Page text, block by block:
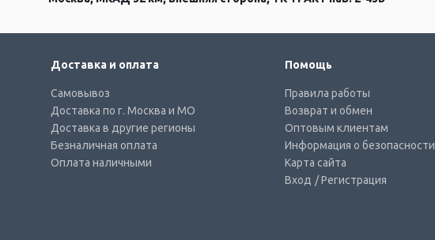
Доставка и оплата
Самовывоз
Доставка по г. Москва и МО
Доставка в другие регионы
Безналичная оплата
Оплата наличными
Помощь
Правила работы
Возврат и обмен
Оптовым клиентам
Информация о безопасности
Карта сайта
Вход / Регистрация